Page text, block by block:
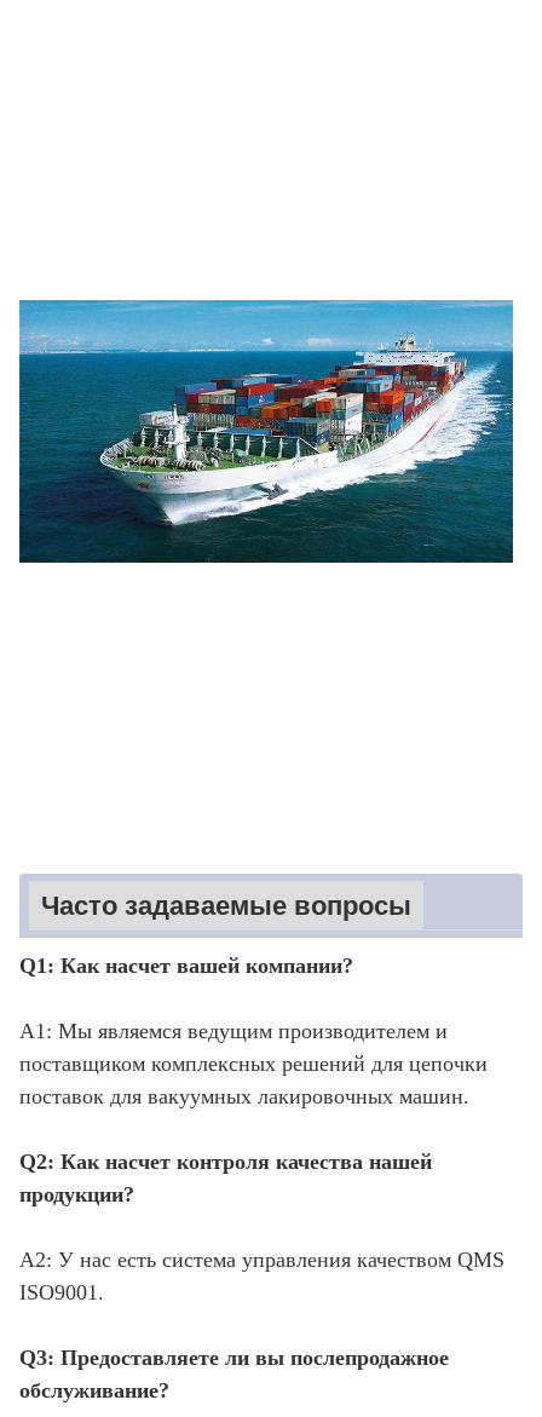
Часто задаваемые вопросы
Q1: Как насчет вашей компании?
A1: Мы являемся ведущим производителем и
поставщиком комплексных решений для цепочки
поставок для вакуумных лакировочных машин.
Q2: Как насчет контроля качества нашей
продукции?
A2: У нас есть система управления качеством QMS
ISO9001.
Q3: Предоставляете ли вы послепродажное
обслуживание?